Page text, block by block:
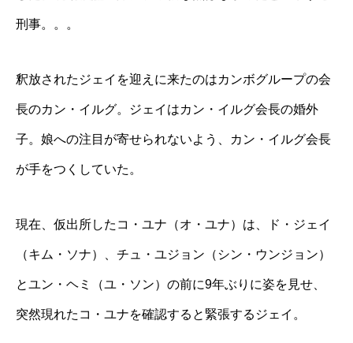
刑事。。。
釈放されたジェイを迎えに来たのはカンボグループの会
長のカン・イルグ。ジェイはカン・イルグ会長の婚外
子。娘への注目が寄せられないよう、カン・イルグ会長
が手をつくしていた。
現在、仮出所したコ・ユナ（オ・ユナ）は、ド・ジェイ
（キム・ソナ）、チュ・ユジョン（シン・ウンジョン）
とユン・ヘミ（ユ・ソン）の前に9年ぶりに姿を見せ、
突然現れたコ・ユナを確認すると緊張するジェイ。